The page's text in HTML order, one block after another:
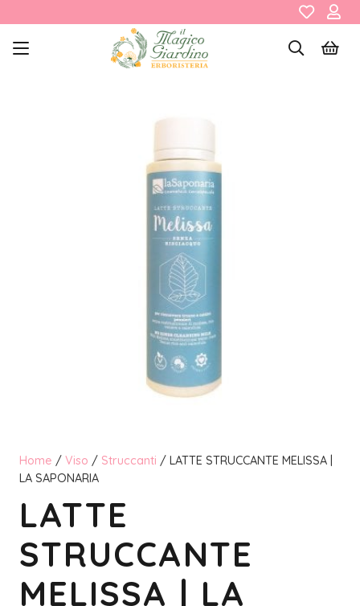
Home / Viso / Struccanti / LATTE STRUCCANTE MELISSA |
LA SAPONARIA
LATTE
STRUCCANTE
MELISSA | LA